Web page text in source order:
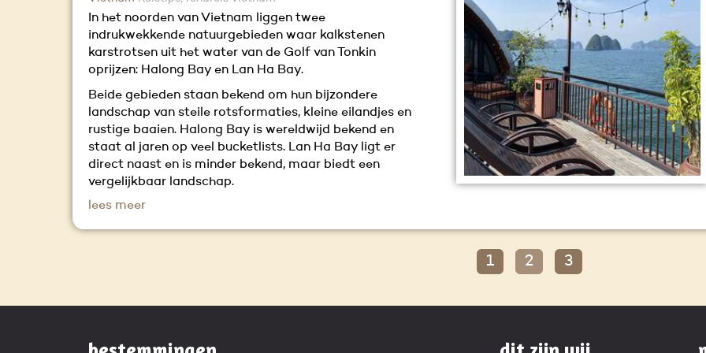
In het noorden van Vietnam liggen twee
indrukwekkende natuurgebieden waar kalkstenen
karstrotsen uit het water van de Golf van Tonkin
oprijzen: Halong Bay en Lan Ha Bay.
Beide gebieden staan bekend om hun bijzondere
landschap van steile rotsformaties, kleine eilandjes en
rustige baaien. Halong Bay is wereldwijd bekend en
staat al jaren op veel bucketlists. Lan Ha Bay ligt er
direct naast en is minder bekend, maar biedt een
vergelijkbaar landschap.
lees meer
1 2 3